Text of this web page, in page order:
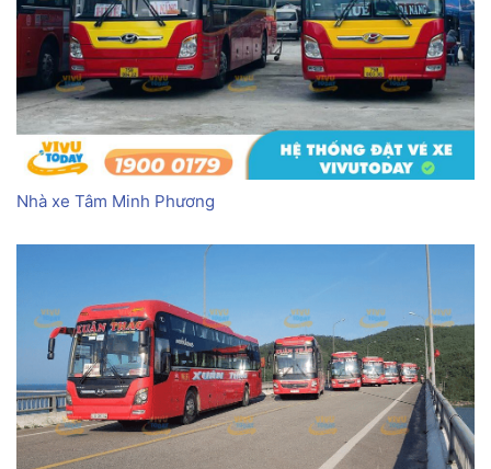
Nhà xe Tâm Minh Phương